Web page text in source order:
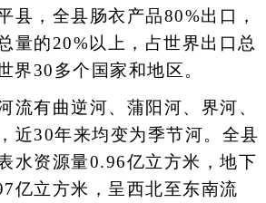
县，全县肠衣产品80%出口，
量的20%以上，占世界出口总
界30多个国家和地区。
有曲逆河、蒲阳河、界河、
近30年来均变为季节河。全县
水资源量0.96亿立方米，地下
亿立方米，呈西北至东南流